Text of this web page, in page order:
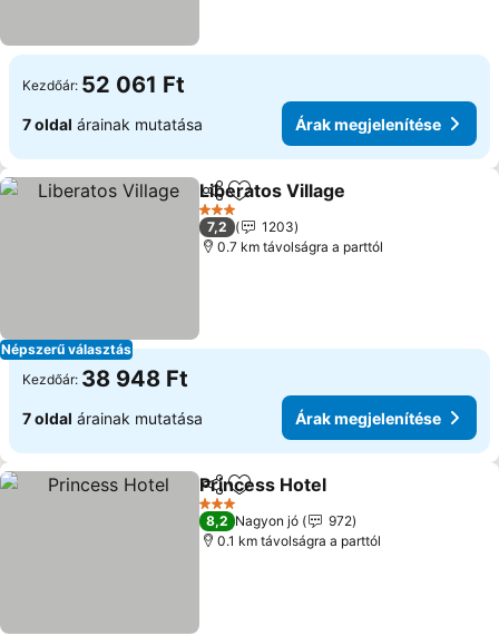
Kezdőár: 52 061 Ft
7 oldal árainak mutatása Árak megjelenítése
Népszerű választás
Megosztás
Hozzáadás a kedvencekhez
Liberatos Village
3 Kategória
7,2
1203
0.7 km távolságra a parttól
Kezdőár: 38 948 Ft
7 oldal árainak mutatása Árak megjelenítése
Megosztás
Hozzáadás a kedvencekhez
Princess Hotel
3 Kategória
8,2 Nagyon jó
972
0.1 km távolságra a parttól